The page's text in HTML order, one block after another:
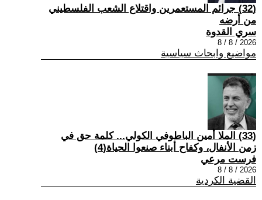
(32) جرائم المستعمرين واقتلاع الشعب الفلسطيني
من أرضه
سري القدوة
2026 / 8 / 8
مواضيع وابحاث سياسية
(33) الملا أمين الباطوفي الكولي... كلمة حق في
زمن الأنفال، وكفاح أبناء صنعوا الحياة(4)
فرست مرعي
2026 / 8 / 8
القضية الكردية